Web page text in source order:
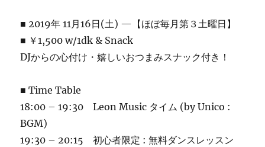
■ 2019年 11月16日(土) —【ほぼ毎月第３土曜日】
■ ￥1,500 w/1dk & Snack
DJからの心付け・嬉しいおつまみスナック付き！
■ Time Table
18:00 – 19:30 Leon Music タイム (by Unico :
BGM)
19:30 – 20:15 初心者限定 : 無料ダンスレッスン